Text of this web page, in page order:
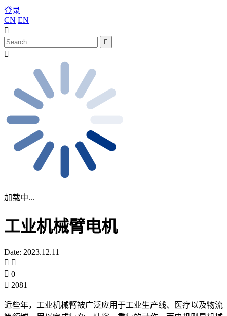
登录
CN EN
加载中...
工业机械臂电机
Date: 2023.12.11
0
2081
近些年，工业机械臂被广泛应用于工业生产线、医疗以及物流